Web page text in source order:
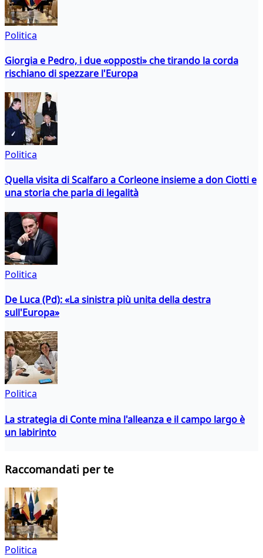
Politica
Giorgia e Pedro, i due «opposti» che tirando la corda
rischiano di spezzare l'Europa
Politica
Quella visita di Scalfaro a Corleone insieme a don Ciotti e
una storia che parla di legalità
Politica
De Luca (Pd): «La sinistra più unita della destra
sull'Europa»
Politica
La strategia di Conte mina l'alleanza e il campo largo è
un labirinto
Raccomandati per te
Politica